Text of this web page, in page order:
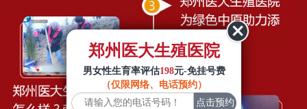
郑州医大生殖医院
男女性生育率评估198元-免挂号费
（仅限网络、电话预约）